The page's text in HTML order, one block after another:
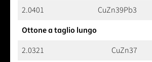
2.0401
CuZn39Pb3
Ottone a taglio lungo
2.0321
CuZn37